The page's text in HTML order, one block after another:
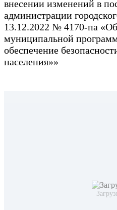
внесении изменений в
администрации
13.12.2022 № 4170-па
муниципальной
обеспечение
населения»»